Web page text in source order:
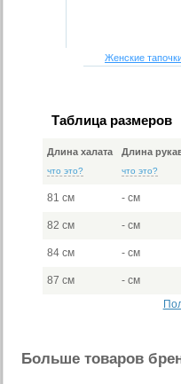
Женские
Таблица размеров
Длина халата
что это?
Длина
что это?
81 см - см
82 см - см
84 см - см
87 см - см
Больше товаров